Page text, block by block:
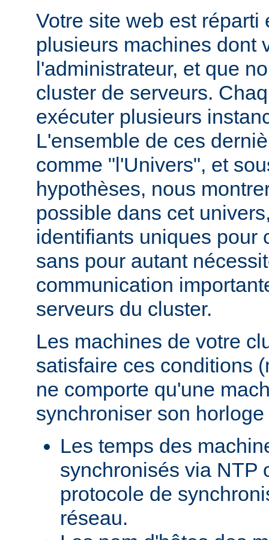
Votre site web est réparti
plusieurs machines dont
l'administrateur, et que
cluster de serveurs.
exécuter plusieurs
L'ensemble de ces
comme "l'Univers", et
hypothèses, nous
possible dans cet
identifiants uniques pour
sans pour autant
communication
serveurs du cluster.
Les machines de votre
satisfaire ces conditions
ne comporte qu'une
synchroniser son
Les temps des
synchronisés via NTP
protocole de
réseau.